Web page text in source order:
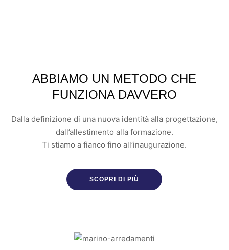
ABBIAMO UN METODO CHE
FUNZIONA DAVVERO
Dalla definizione di una nuova identità alla progettazione,
dall’allestimento alla formazione.
Ti stiamo a fianco fino all’inaugurazione.
SCOPRI DI PIÙ